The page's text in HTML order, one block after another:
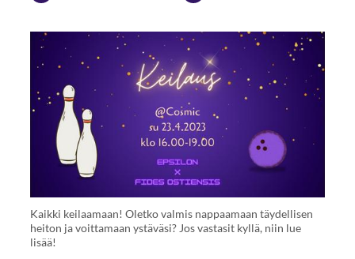
Kaikki keilaamaan! Oletko valmis nappaamaan täydellisen
heiton ja voittamaan ystäväsi? Jos vastasit kyllä, niin lue
lisää!